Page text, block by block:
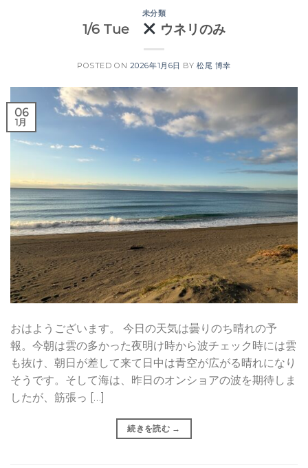
未分類
1/6 Tue ウネリのみ
POSTED ON 2026年1月6日 BY松尾 博幸
06
1月
おはようございます。 今日の天気は曇りのち晴れの予
報。今朝は雲の多かった夜明け時から波チェック時には雲
も抜け、朝日が差して来て日中は青空が広がる晴れになり
そうです。そして海は、昨日のオンショアの波を期待しま
したが、筋張っ […]
続きを読む →